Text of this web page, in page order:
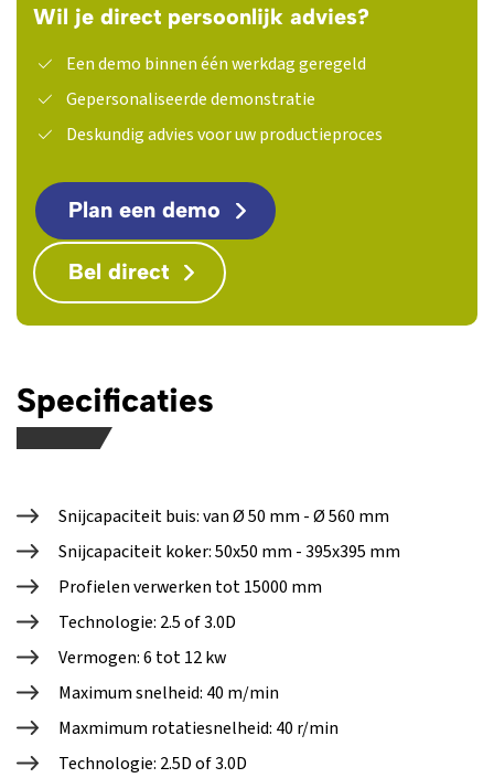
Wil je direct persoonlijk advies?
Een demo binnen één werkdag geregeld
Gepersonaliseerde demonstratie
Deskundig advies voor uw productieproces
Plan een demo
Bel direct
Specificaties
Snijcapaciteit buis: van Ø 50 mm - Ø 560 mm
Snijcapaciteit koker: 50x50 mm - 395x395 mm
Profielen verwerken tot 15000 mm
Technologie: 2.5 of 3.0D
Vermogen: 6 tot 12 kw
Maximum snelheid: 40 m/min
Maxmimum rotatiesnelheid: 40 r/min
Technologie: 2.5D of 3.0D